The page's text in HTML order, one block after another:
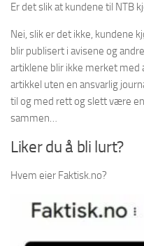
Er det slik at kundene til NTB
Nei, slik er det ikke, kundene
blir publisert i avisene og
artiklene blir ikke merket med
artikkel uten en ansvarlig
til og med rett og slett være
sammen…
Liker du å bli lurt?
Hvem eier Faktisk.no?